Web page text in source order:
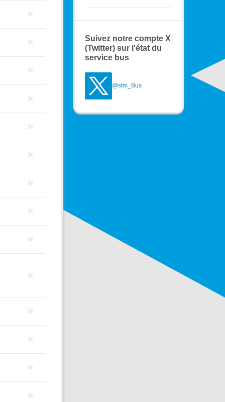
Suivez notre compte X
(Twitter) sur l'état du
service bus
@stm_Bus